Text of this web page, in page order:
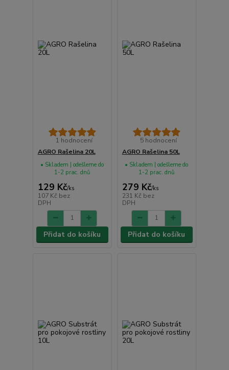
1 hodnocení
AGRO Rašelina 20L
129 Kč/ks
107 Kč bez
DPH
• Skladem | odešleme do
1-2 prac. dnů
Přidat do košíku
5 hodnocení
AGRO Rašelina 50L
279 Kč/ks
231 Kč bez
DPH
• Skladem | odešleme do
1-2 prac. dnů
Přidat do košíku